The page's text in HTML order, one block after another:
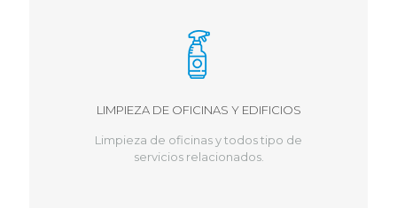
LIMPIEZA DE OFICINAS Y EDIFICIOS
Limpieza de oficinas y todos tipo de
servicios relacionados.